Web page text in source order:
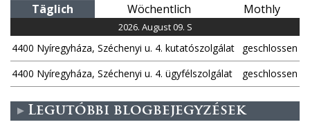
n
Täglich Wöchentlich Mothly
2026. August 09. S
4400 Nyíregyháza, Széchenyi u. 4. kutatószolgálat
geschlossen
4400 Nyíregyháza, Széchenyi u. 4. ügyfélszolgálat
geschlossen
Legutóbbi blogbejegyzések